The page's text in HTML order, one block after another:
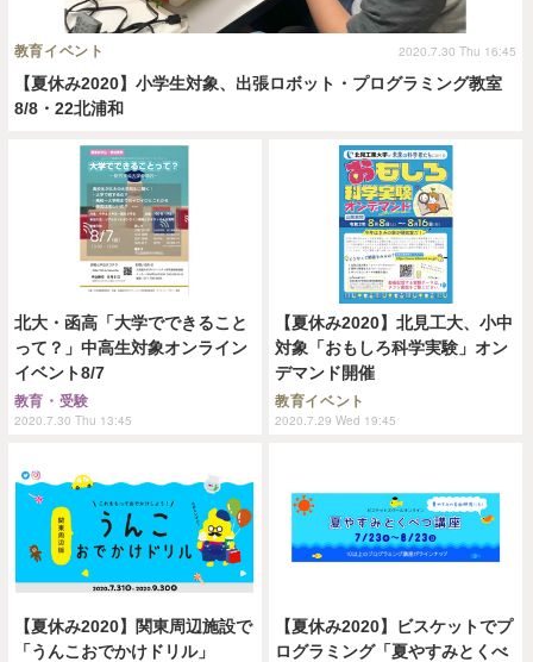
【夏休み2020】小学生対象、出張ロボット・プログラミング教室
8/8・22北浦和
教育イベント 2020.7.30 Thu 16:45
北大・函高「大学でできること
って？」中高生対象オンライン
イベント8/7
教育・受験
2020.7.30 Thu 13:45
【夏休み2020】北見工大、小中
対象「おもしろ科学実験」オン
デマンド開催
教育イベント
2020.7.29 Wed 19:45
【夏休み2020】関東周辺施設で
「うんこおでかけドリル」
【夏休み2020】ビスケットでプ
ログラミング「夏やすみとくべ